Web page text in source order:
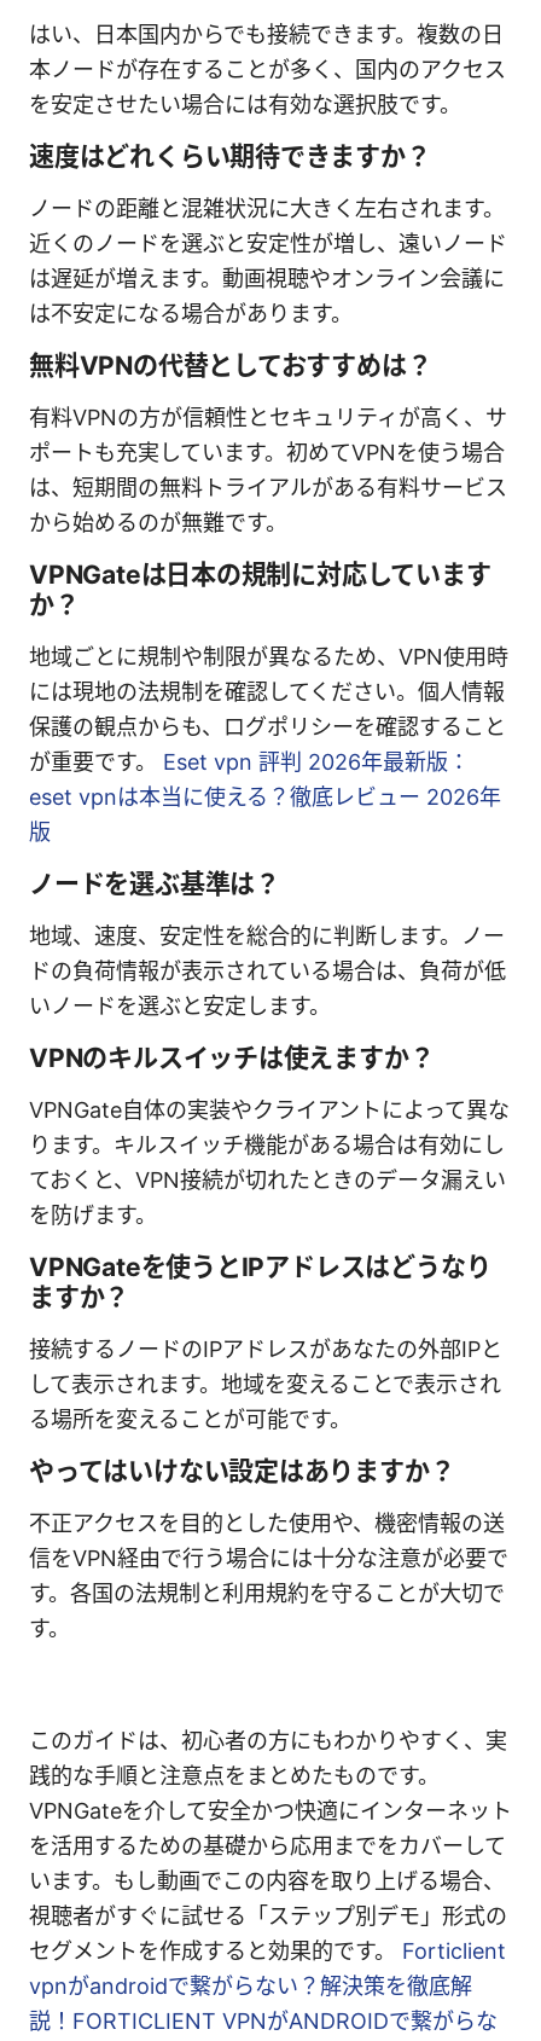
はい、日本国内からでも接続できます。複数の日
本ノードが存在することが多く、国内のアクセス
を安定させたい場合には有効な選択肢です。
速度はどれくらい期待できますか？
ノードの距離と混雑状況に大きく左右されます。
近くのノードを選ぶと安定性が増し、遠いノード
は遅延が増えます。動画視聴やオンライン会議に
は不安定になる場合があります。
無料VPNの代替としておすすめは？
有料VPNの方が信頼性とセキュリティが高く、サ
ポートも充実しています。初めてVPNを使う場合
は、短期間の無料トライアルがある有料サービス
から始めるのが無難です。
VPNGateは日本の規制に対応しています
か？
地域ごとに規制や制限が異なるため、VPN使用時
には現地の法規制を確認してください。個人情報
保護の観点からも、ログポリシーを確認すること
が重要です。 Eset vpn 評判 2026年最新版：
eset vpnは本当に使える？徹底レビュー 2026年
版
ノードを選ぶ基準は？
地域、速度、安定性を総合的に判断します。ノー
ドの負荷情報が表示されている場合は、負荷が低
いノードを選ぶと安定します。
VPNのキルスイッチは使えますか？
VPNGate自体の実装やクライアントによって異な
ります。キルスイッチ機能がある場合は有効にし
ておくと、VPN接続が切れたときのデータ漏えい
を防げます。
VPNGateを使うとIPアドレスはどうなり
ますか？
接続するノードのIPアドレスがあなたの外部IPと
して表示されます。地域を変えることで表示され
る場所を変えることが可能です。
やってはいけない設定はありますか？
不正アクセスを目的とした使用や、機密情報の送
信をVPN経由で行う場合には十分な注意が必要で
す。各国の法規制と利用規約を守ることが大切で
す。
このガイドは、初心者の方にもわかりやすく、実
践的な手順と注意点をまとめたものです。
VPNGateを介して安全かつ快適にインターネット
を活用するための基礎から応用までをカバーして
います。もし動画でこの内容を取り上げる場合、
視聴者がすぐに試せる「ステップ別デモ」形式の
セグメントを作成すると効果的です。 Forticlient
vpnがandroidで繋がらない？解決策を徹底解
説！FORTICLIENT VPNがANDROIDで繋がらな